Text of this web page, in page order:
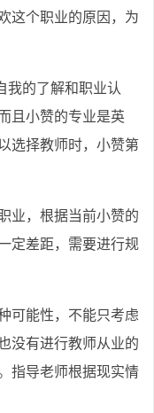
这个职业的原因，为
我的了解和职业认
且小赞的专业是英
选择教师时，小赞第
业，根据当前小赞的
定差距，需要进行规
可能性，不能只考虑
没有进行教师从业的
指导老师根据现实情